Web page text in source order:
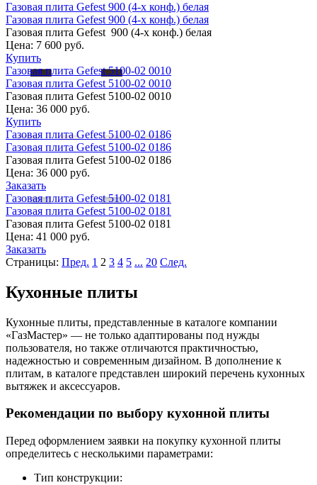
Газовая плита Gefest 900 (4-х конф.) белая
Газовая плита Gefest 900 (4-х конф.) белая
Газовая плита Gefest 900 (4-х конф.) белая
Цена: 7 600 руб.
Купить
Газовая плита Gefest 5100-02 0010
Газовая плита Gefest 5100-02 0010
Газовая плита Gefest 5100-02 0010
Цена: 36 000 руб.
Купить
Газовая плита Gefest 5100-02 0186
Газовая плита Gefest 5100-02 0186
Газовая плита Gefest 5100-02 0186
Цена: 36 000 руб.
Заказать
Газовая плита Gefest 5100-02 0181
Газовая плита Gefest 5100-02 0181
Газовая плита Gefest 5100-02 0181
Цена: 41 000 руб.
Заказать
Страницы: Пред. 1 2 3 4 5 ... 20 След.
Кухонные плиты
Кухонные плиты, представленные в каталоге компании
«ГазМастер» — не только адаптированы под нужды
пользователя, но также отличаются практичностью,
надежностью и современным дизайном. В дополнение к
плитам, в каталоге представлен широкий перечень кухонных
вытяжек и аксессуаров.
Рекомендации по выбору кухонной плиты
Перед оформлением заявки на покупку кухонной плиты
определитесь с несколькими параметрами:
Тип конструкции: